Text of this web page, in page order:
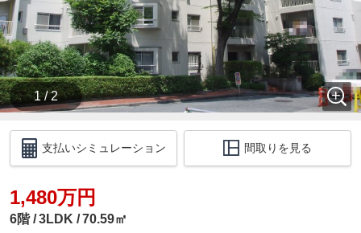
1 / 2
支払いシミュレーション 間取りを見る
1,480万円
6階 3LDK 70.59㎡